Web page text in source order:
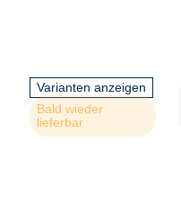
Varianten anzeigen
Bald wieder
lieferbar